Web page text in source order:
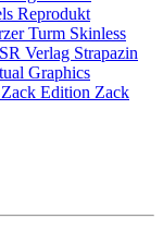
Reprodukt
Turm Skinless
SR Verlag Strapazin
Graphics
Zack Edition Zack